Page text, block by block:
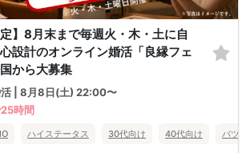
定】8月末まで毎週火・木・土に自
設計のオンライン婚活「良縁フェ
から大募集
活 | 8月8日(土) 22:00〜
時間
ハイステータス 30代向け 40代向け バツ